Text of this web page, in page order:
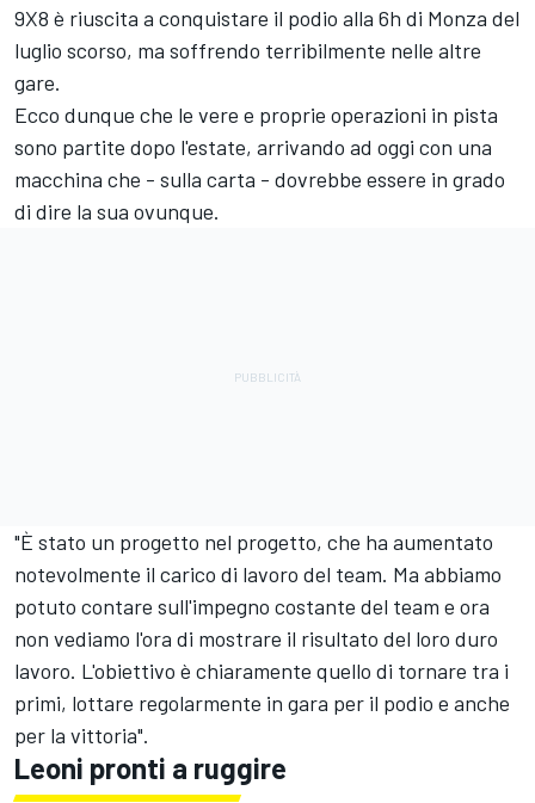
9X8 è riuscita a conquistare il podio alla 6h di Monza del
luglio scorso, ma soffrendo terribilmente nelle altre
gare.
Ecco dunque che le vere e proprie operazioni in pista
sono partite dopo l'estate, arrivando ad oggi con una
macchina che - sulla carta - dovrebbe essere in grado
di dire la sua ovunque.
"È stato un progetto nel progetto, che ha aumentato
notevolmente il carico di lavoro del team. Ma abbiamo
potuto contare sull'impegno costante del team e ora
non vediamo l'ora di mostrare il risultato del loro duro
lavoro. L'obiettivo è chiaramente quello di tornare tra i
primi, lottare regolarmente in gara per il podio e anche
per la vittoria".
Leoni pronti a ruggire